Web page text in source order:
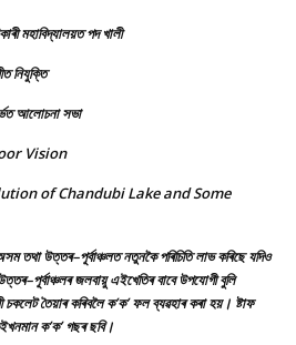
মহাবিদ্যালয়ত পদ খালী
নিযুক্তি
আলোচনা সভা
Vision
of Chandubi Lake and Some
তথা উত্তৰ–পূৰ্বাঞ্চলত নতুনকৈ পৰিচিতি লাভ কৰিছে যদিও
জলবায়ু এইখেতিৰ বাবে উপযোগী বুলি
চকলেট তৈয়াৰ কৰিবলৈ ক’ক’ ফল ব্যৱহাৰ কৰা হয়। ষ্টাফ
ক’ক’ গছৰ ছবি।